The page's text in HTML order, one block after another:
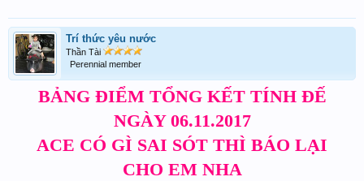
Trí thức yêu nước
Thần Tài
Perennial member
BẢNG ĐIỂM TỔNG KẾT TÍNH ĐẾ
NGÀY 06.11.2017
ACE CÓ GÌ SAI SÓT THÌ BÁO LẠI
CHO EM NHA